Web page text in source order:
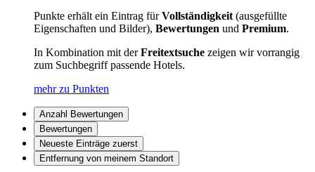
Punkte erhält ein Eintrag fürVollständigkeit (ausgefüllte
Eigenschaften und Bilder), Bewertungen und Premium.
In Kombination mit derFreitextsuche zeigen wir vorrangig
zum Suchbegriff passende Hotels.
mehr zu Punkten
Anzahl Bewertungen
Bewertungen
Neueste Einträge zuerst
Entfernung von meinem Standort